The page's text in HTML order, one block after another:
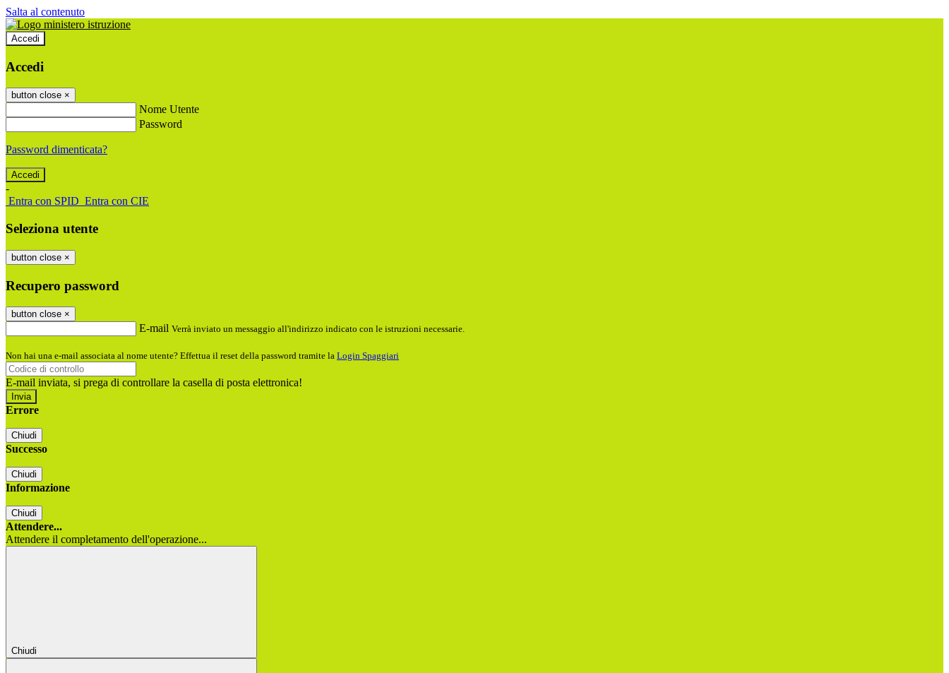
Salta al contenuto
Accedi
Accedi
button close ×
Nome Utente
Password
Password dimenticata?
-
Entra con SPID Entra con CIE
Seleziona utente
button close ×
Recupero password
button close ×
E-mail Verrà inviato un messaggio all'indirizzo indicato con le istruzioni necessarie.
Non hai una e-mail associata al nome utente? Effettua il reset della password tramite la Login Spaggiari
E-mail inviata, si prega di controllare la casella di posta elettronica!
Errore
Chiudi
Successo
Chiudi
Informazione
Chiudi
Attendere...
Attendere il completamento dell'operazione...
Chiudi